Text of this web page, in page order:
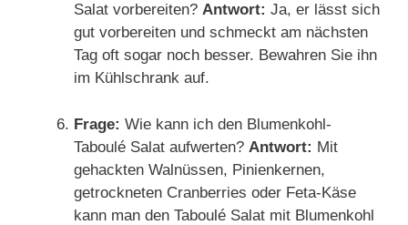
Salat vorbereiten? Antwort: Ja, er lässt sich
gut vorbereiten und schmeckt am nächsten
Tag oft sogar noch besser. Bewahren Sie ihn
im Kühlschrank auf.
Frage: Wie kann ich den Blumenkohl-
Taboulé Salat aufwerten? Antwort: Mit
gehackten Walnüssen, Pinienkernen,
getrockneten Cranberries oder Feta-Käse
kann man den Taboulé Salat mit Blumenkohl